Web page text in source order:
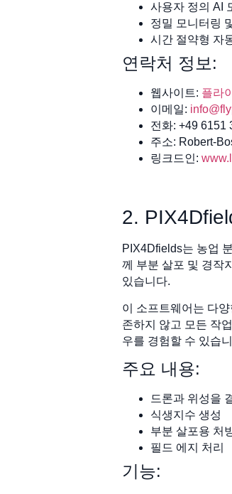
사용자 정의 AI
정밀 모니터링
시간 절약형 자
연락처 정보:
웹사이트: 플라
이메일:
전화: +49 6151
주소: Robert-
링크드인:
2.
PIX4Dfields는 농업
께 부분 살포 및 경작
있습니다.
이 소프트웨어는 다
존하지 않고 모든 작
우를 경험할 수 있습
주요 내용:
드론과 위성을
식생지수 생성
부분 살포용 처
필드 에지 처리
기능: